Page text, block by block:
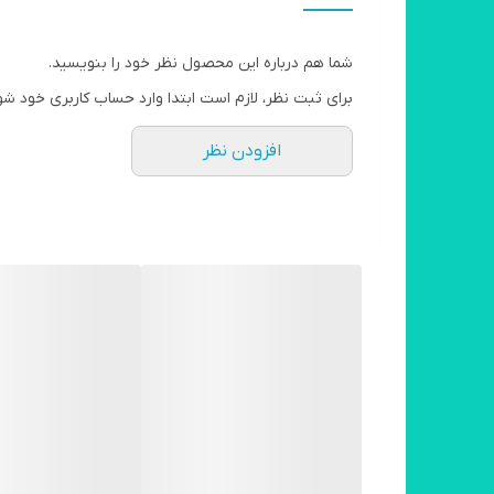
شما هم درباره این محصول نظر خود را بنویسید.
برای ثبت نظر، لازم است ابتدا وارد حساب کاربری خود
افزودن نظر